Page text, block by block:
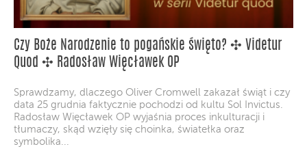
Czy Boże Narodzenie to pogańskie święto? ✣ Videtur
Quod ✣ Radosław Więcławek OP
Sprawdzamy, dlaczego Oliver Cromwell zakazał świąt i czy
data 25 grudnia faktycznie pochodzi od kultu Sol Invictus.
Radosław Więcławek OP wyjaśnia proces inkulturacji i
tłumaczy, skąd wzięły się choinka, światełka oraz
symbolika...